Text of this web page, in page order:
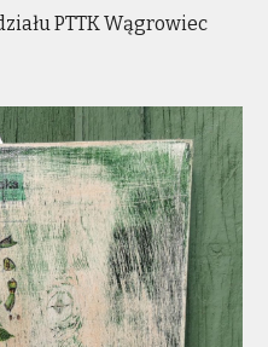
PTTK Wągrowiec